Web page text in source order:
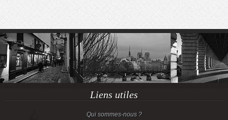
Liens utiles
Qui sommes-nous ?